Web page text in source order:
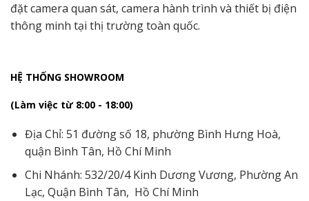
đặt camera quan sát, camera hành trình và thiết bị điện
thông minh tại thị trường toàn quốc.
HỆ THỐNG SHOWROOM
(Làm việc từ 8:00 - 18:00)
Địa Chỉ: 51 đường số 18, phường Bình Hưng Hoà,
quận Bình Tân, Hồ Chí Minh
Chi Nhánh: 532/20/4 Kinh Dương Vương, Phường An
Lạc, Quận Bình Tân, Hồ Chí Minh